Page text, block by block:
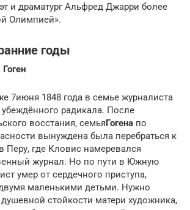
и драматург Альфред Джарри более
Олимпией».
годы
7июня 1848 года в семье журналиста
убеждённого радикала. После
восстания, семьяГогена по
вынуждена была перебраться к
Перу, где Кловис намеревался
журнал. Но по пути в Южную
умер от сердечного приступа,
маленькими детьми. Нужно
стойкости матери художника,